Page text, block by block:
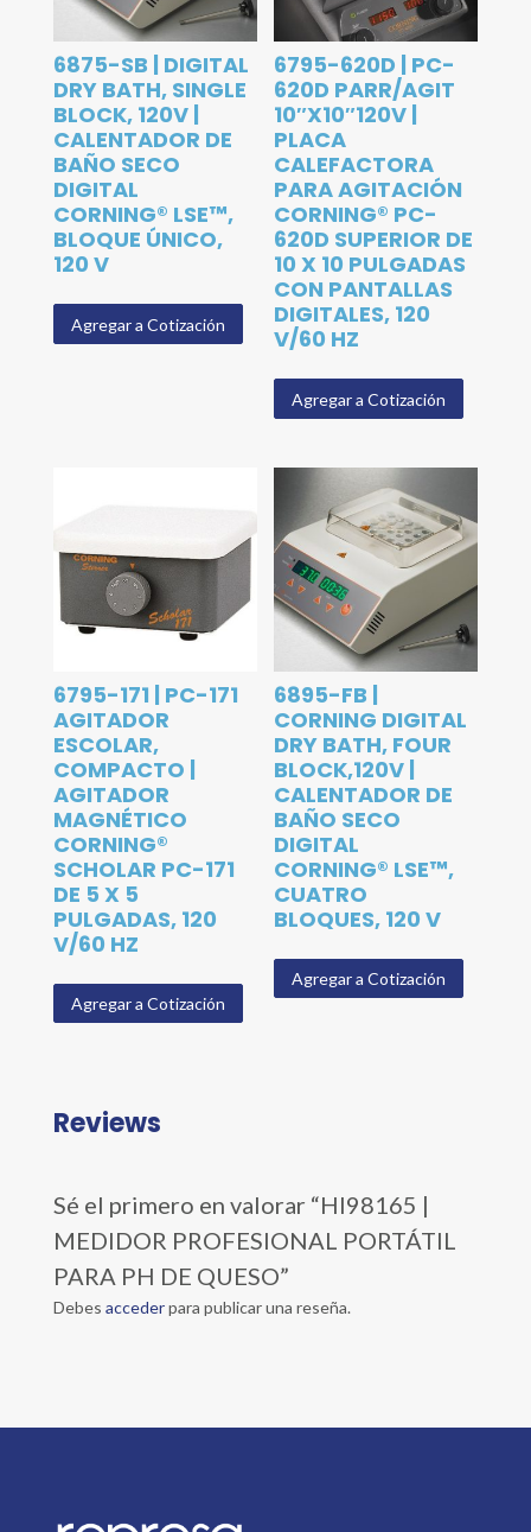
6875-SB | DIGITAL
DRY BATH, SINGLE
BLOCK, 120V |
CALENTADOR DE
BAÑO SECO
DIGITAL
CORNING® LSE™,
BLOQUE ÚNICO,
120 V
Agregar a Cotización
6795-620D | PC-
620D PARR/AGIT
10″X10″120V |
PLACA
CALEFACTORA
PARA AGITACIÓN
CORNING® PC-
620D SUPERIOR DE
10 X 10 PULGADAS
CON PANTALLAS
DIGITALES, 120
V/60 HZ
Agregar a Cotización
6795-171 | PC-171
AGITADOR
ESCOLAR,
COMPACTO |
AGITADOR
MAGNÉTICO
CORNING®
SCHOLAR PC-171
DE 5 X 5
PULGADAS, 120
V/60 HZ
Agregar a Cotización
6895-FB |
CORNING DIGITAL
DRY BATH, FOUR
BLOCK,120V |
CALENTADOR DE
BAÑO SECO
DIGITAL
CORNING® LSE™,
CUATRO
BLOQUES, 120 V
Agregar a Cotización
Reviews
Sé el primero en valorar “HI98165 |
MEDIDOR PROFESIONAL PORTÁTIL
PARA PH DE QUESO”
Debes accederpara publicar una reseña.